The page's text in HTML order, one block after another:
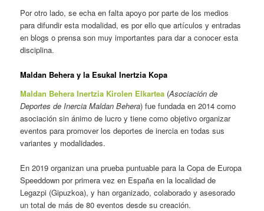
Por otro lado, se echa en falta apoyo por parte de los medios
para difundir esta modalidad, es por ello que artículos y entradas
en blogs o prensa son muy importantes para dar a conocer esta
disciplina.
Maldan Behera y la Esukal Inertzia Kopa
Maldan Behera Inertzia Kirolen Elkartea (Asociación de
Deportes de Inercia Maldan Behera) fue fundada en 2014 como
asociación sin ánimo de lucro y tiene como objetivo organizar
eventos para promover los deportes de inercia en todas sus
variantes y modalidades.
En 2019 organizan una prueba puntuable para la Copa de Europa
Speeddown por primera vez en España en la localidad de
Legazpi (Gipuzkoa), y han organizado, colaborado y asesorado
un total de más de 80 eventos desde su creación.